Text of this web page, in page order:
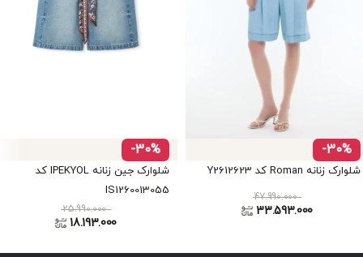
-30%
شلوارک زنانه Roman کد Y2612623
47.990.000
33.593.000
-30%
شلوارک جین زنانه IPEKYOL کد
IS1260013055
25.990.000
18.193.000